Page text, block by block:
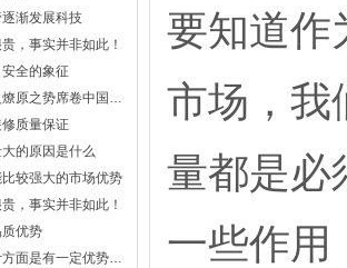
渐发展科技
，事实并非如此！
全的象征
进口水管品牌为何如星火燎原之势席卷中国市场？
质量保证
的原因是什么
较强大的市场优势
，事实并非如此！
优势
德国管道品牌在卫生设计方面是有一定优势作用
要知道作
市场，我
量都是必
一些作用